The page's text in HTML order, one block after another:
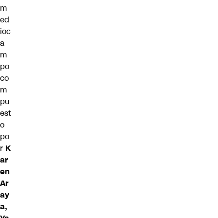
m
ed
ioc
a
m
po
co
m
pu
est
o
po
r K
ar
en
Ar
ay
a,